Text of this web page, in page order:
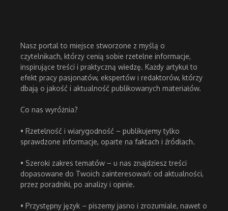
Nasz portal to miejsce stworzone z myślą o
czytelnikach, którzy cenią sobie rzetelne informacje,
inspirujące treści i praktyczną wiedzę. Każdy artykuł to
efekt pracy pasjonatów, ekspertów i redaktorów, którzy
dbają o jakość i aktualność publikowanych materiałów.
Co nas wyróżnia?
• Rzetelność i wiarygodność – publikujemy tylko
sprawdzone informacje, oparte na faktach i źródłach.
• Szeroki zakres tematów – u nas znajdziesz treści
dopasowane do Twoich zainteresowań: od aktualności,
przez poradniki, po analizy i opinie.
• Przystępny język – piszemy jasno i zrozumiale, nawet o